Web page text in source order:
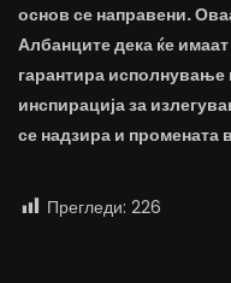
основ се направени.
Албанците дека ќе имаат
гарантира
инспирација за
се надзира и промената
Прегледи: 226